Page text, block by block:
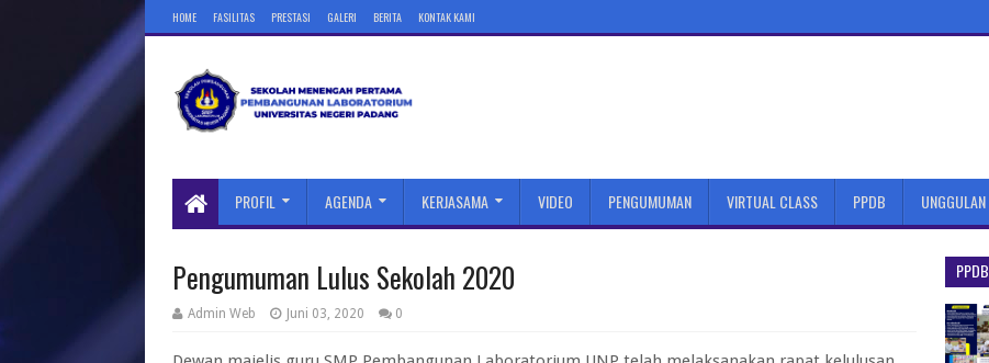
HOME FASILITAS PRESTASI GALERI BERITA KONTAK KAMI
PROFIL AGENDA KERJASAMA VIDEO PENGUMUMAN VIRTUAL CLASS PPDB UNGGULAN
Pengumuman Lulus Sekolah 2020
Admin Web Juni 03, 2020 0
PPDB